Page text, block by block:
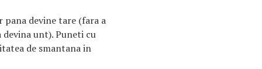
devine tare (fara a
devina unt). Puneti cu
de smantana in